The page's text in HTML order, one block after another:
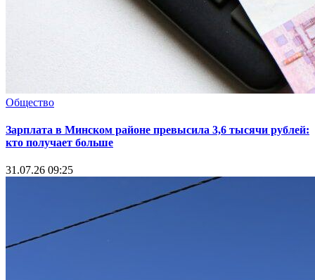
Общество
Зарплата в Минском районе превысила 3,6 тысячи рублей:
кто получает больше
31.07.26 09:25